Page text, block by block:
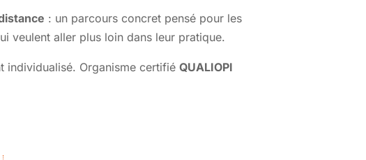
: un parcours concret pensé pour les
veulent aller plus loin dans leur pratique.
individualisé. Organisme certifiéQUALIOPI